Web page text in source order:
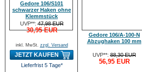
Gedore 106/S101
schwarzer Haken ohne
Klemmstück
UVP**:47,98 EUR
30,95 EUR
inkl. MwSt. zzgl. Versand
JETZT KAUFEN
Lieferfrist 5 Tage*
Gedore 106/A-100-N
Abzughaken 100 mm
UVP**:88,30 EUR
56,95 EUR